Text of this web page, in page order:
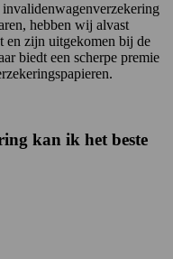
hebben wij alvast
en zijn uitgekomen bij de
biedt een scherpe premie
kan ik het beste